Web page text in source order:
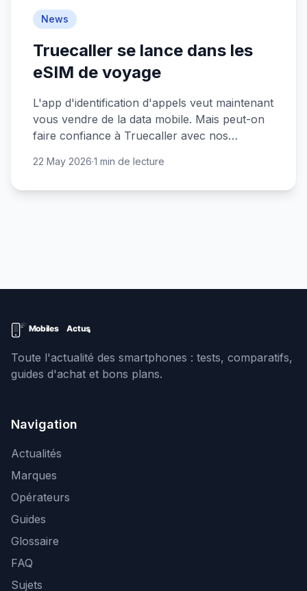
News
Truecaller se lance dans les
eSIM de voyage
L'app d'identification d'appels veut maintenant
vous vendre de la data mobile. Mais peut-on
faire confiance à Truecaller avec nos
22 May 2026·1 min de lecture
Toute l'actualité des smartphones : tests, comparatifs,
guides d'achat et bons plans.
Navigation
Actualités
Marques
Opérateurs
Guides
Glossaire
FAQ
Sujets